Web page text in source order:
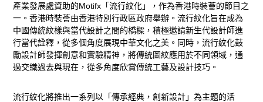
最
新
動
產業發展處資助的Motifx 「流行紋化」，作為香港時裝薈的節目之
一。香港時裝薈由香港特別行政區政府舉辦。流行紋化旨在成為
中國傳統紋樣與當代設計之間的橋樑，積極邀請新生代設計師進
行當代詮釋，從多個角度展現中華文化之美。同時，流行紋化鼓
勵設計師發揮創意和實驗精神，將傳統圖紋應用於不同領域，通
過交織過去與現在，從多角度欣賞傳統工藝及設計技巧。
流行紋化將推出一系列以「傳承經典，創新設計」為主題的活